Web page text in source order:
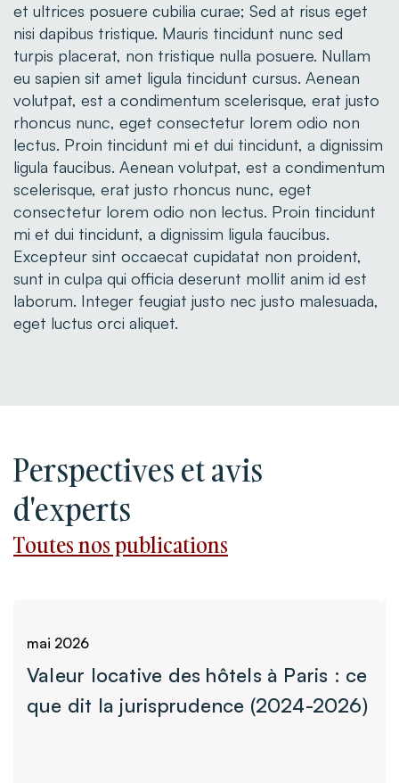
et ultrices posuere cubilia curae; Sed at risus eget
nisi dapibus tristique. Mauris tincidunt nunc sed
turpis placerat, non tristique nulla posuere. Nullam
eu sapien sit amet ligula tincidunt cursus. Aenean
volutpat, est a condimentum scelerisque, erat justo
rhoncus nunc, eget consectetur lorem odio non
lectus. Proin tincidunt mi et dui tincidunt, a dignissim
ligula faucibus. Aenean volutpat, est a condimentum
scelerisque, erat justo rhoncus nunc, eget
consectetur lorem odio non lectus. Proin tincidunt
mi et dui tincidunt, a dignissim ligula faucibus.
Excepteur sint occaecat cupidatat non proident,
sunt in culpa qui officia deserunt mollit anim id est
laborum. Integer feugiat justo nec justo malesuada,
eget luctus orci aliquet.
Perspectives et avis
d'experts
Toutes nos publications
mai 2026
Valeur locative des hôtels à Paris : ce
que dit la jurisprudence (2024-2026)